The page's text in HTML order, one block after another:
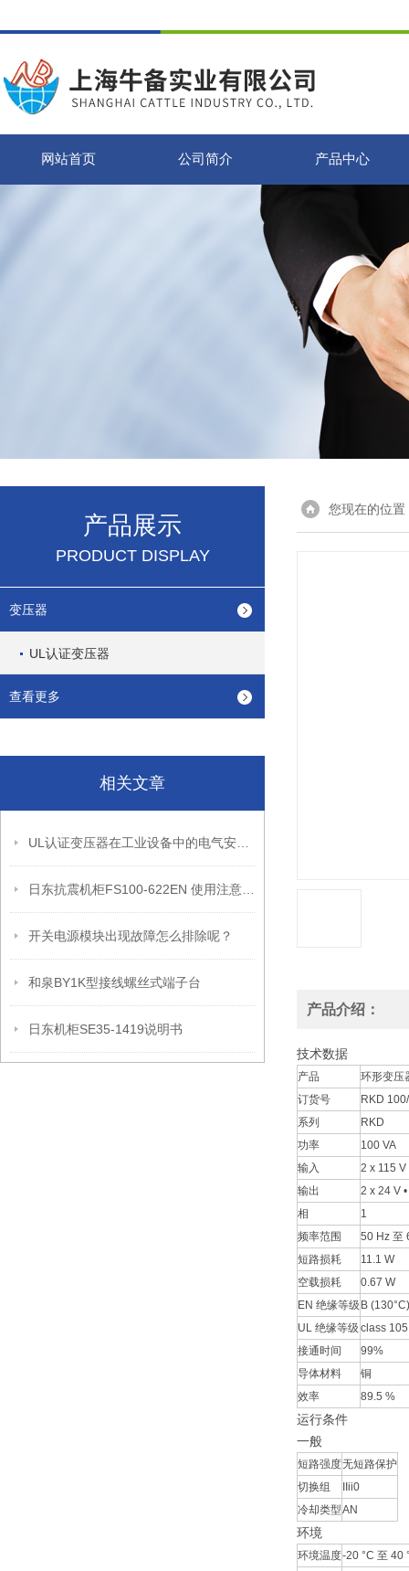
网站首页 公司简介 产品中心
产品展示
PRODUCT DISPLAY
变压器
UL认证变压器
查看更多
相关文章
开关电源模块出现故障怎么排除呢？
和泉BY1K型接线螺丝式端子台
日东机柜SE35-1419说明书
您现在的位置
产品介绍：
技术数据
产品
环形变压
订货号
RKD
系列
RKD
功率
100 VA
输入
2 x 115 V
输出
2 x 24 V
相
1
频率范围
50 Hz 至
短路损耗
11.1 W
空载损耗
0.67 W
EN 绝缘等级 B (130°C)
UL 绝缘等级 class 105
接通时间
99%
导体材料
铜
效率
89.5 %
运行条件
一般
短路强度无短路保护
切换组
IIii0
冷却类型AN
环境
环境温度-20 °C 至 40